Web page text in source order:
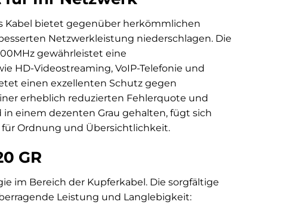
Kabel bietet gegenüber herkömmlichen
Netzwerkleistung niederschlagen. Die
gewährleistet eine
HD-Videostreaming, VoIP-Telefonie und
einen exzellenten Schutz gegen
erheblich reduzierten Fehlerquote und
einem dezenten Grau gehalten, fügt sich
Ordnung und Übersichtlichkeit.
GR
im Bereich der Kupferkabel. Die sorgfältige
Leistung und Langlebigkeit: